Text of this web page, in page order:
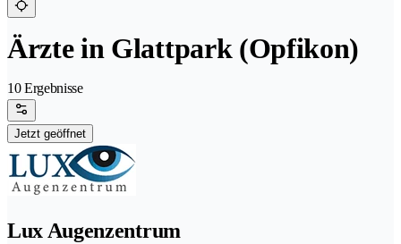
Ärzte in Glattpark (Opfikon)
10 Ergebnisse
Jetzt geöffnet
Lux Augenzentrum